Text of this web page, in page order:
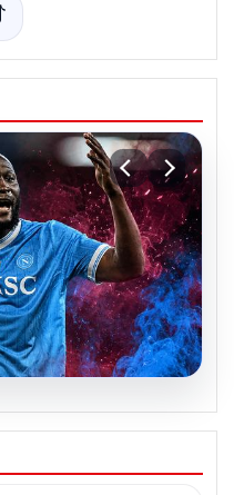
Lukaku’yu
Yeni